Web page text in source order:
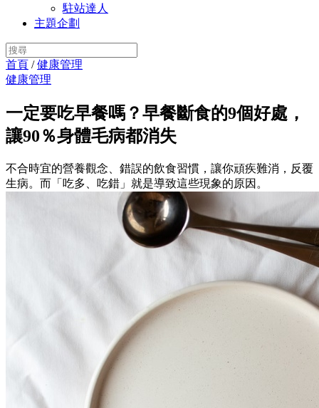
駐站達人
主題企劃
首頁 /健康管理
健康管理
一定要吃早餐嗎？早餐斷食的9個好處，
讓90％身體毛病都消失
不合時宜的營養觀念、錯誤的飲食習慣，讓你頑疾難消，反覆
生病。而「吃多、吃錯」就是導致這些現象的原因。